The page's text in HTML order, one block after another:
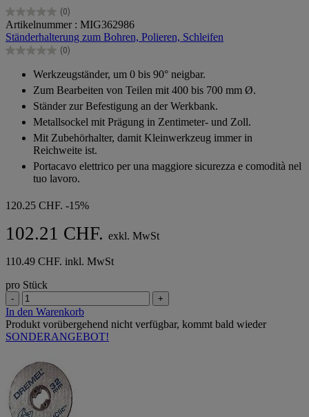
(0)
0.0
von
5
Sternen.
Artikelnummer : MIG362986
Ständerhalterung zum Bohren, Polieren, Schleifen
(0)
0.0
Sternen.
Werkzeugständer, um 0 bis 90° neigbar.
Zum Bearbeiten von Teilen mit 400 bis 700 mm Ø.
Ständer zur Befestigung an der Werkbank.
Metallsockel mit Prägung in Zentimeter- und Zoll.
Mit Zubehörhalter, damit Kleinwerkzeug immer in
Reichweite ist.
Portacavo elettrico per una maggiore sicurezza e comodità nel
tuo lavoro.
120.25 CHF. -15%
102.21 CHF. exkl. MwSt
110.49 CHF. inkl. MwSt
pro Stück
- +
In den Warenkorb
Produkt vorübergehend nicht verfügbar, kommt bald wieder
SONDERANGEBOT!